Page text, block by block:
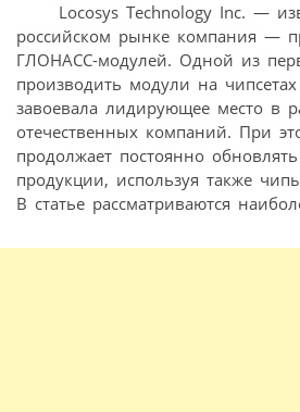
Locosys Technology Inc. —
российском рынке компания —
ГЛОНАСС-модулей. Одной из
производить модули на
завоевала лидирующее место в
отечественных компаний. При
продолжает постоянно
продукции, используя также
В статье рассматриваются